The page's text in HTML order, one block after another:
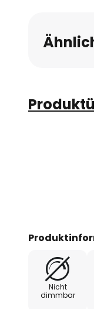
Nicht
dimmbar